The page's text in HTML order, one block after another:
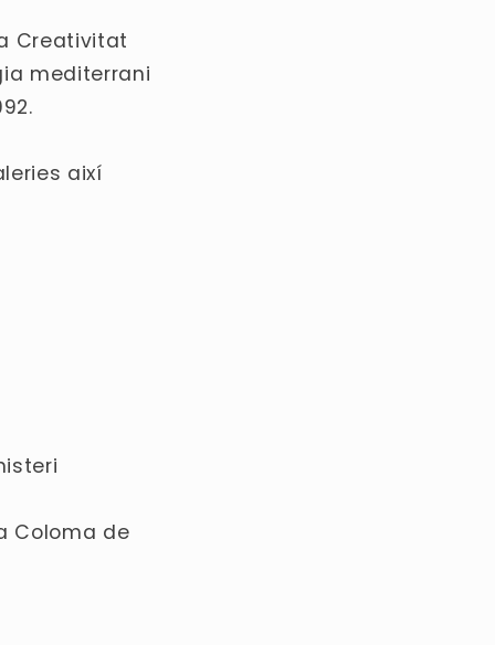
Creativitat
mediterrani
així
Coloma de